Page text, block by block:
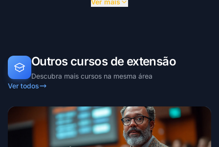
Ver mais
Outros cursos de extensão
Descubra mais cursos na mesma área
Ver todos